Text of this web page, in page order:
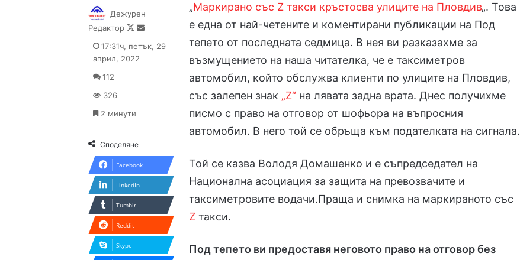
„Маркирано със Z такси кръстосва улиците на Пловдив„. Това
е една от най-четените и коментирани публикации на Под
тепето от последната седмица. В нея ви разказахме за
възмущението на наша читателка, че е таксиметров
автомобил, който обслужва клиенти по улиците на Пловдив,
със залепен знак „Z“ на лявата задна врата. Днес получихме
писмо с право на отговор от шофьора на въпросния
автомобил. В него той се обръща към подателката на сигнала.
Той се казва Володя Домашенко и е съпредседател на
Национална асоциация за защита на превозвачите и
таксиметровите водачи.Праща и снимка на маркираното със
Z такси.
Под тепето ви предоставя неговото право на отговор без
Дежурен
Редактор
Follow
X
Send
email
17:31ч, петък, 29
април, 2022
112
326
2 минути
Споделяне
Facebook
LinkedIn
Tumblr
Reddit
Skype